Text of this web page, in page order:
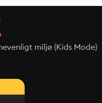
miljø (Kids Mode)